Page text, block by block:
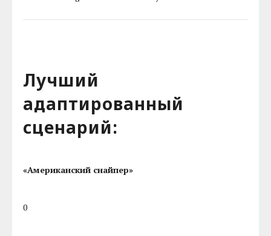
Лучший
адаптированный
сценарий:
«Американский снайпер»
0